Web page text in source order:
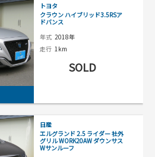
トヨタ
クラウン ハイブリッド3.5RSア
ドバンス
年式 2018年
走行 1km
SOLD
日産
エルグランド 2.5 ライダー 社外
グリル WORK20AW ダウンサス
Wサンルーフ